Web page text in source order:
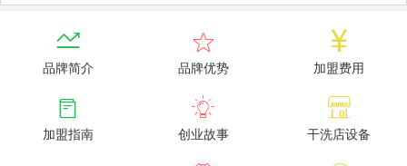

品牌简介

品牌优势

加盟费用

加盟指南

创业故事

干洗店设备